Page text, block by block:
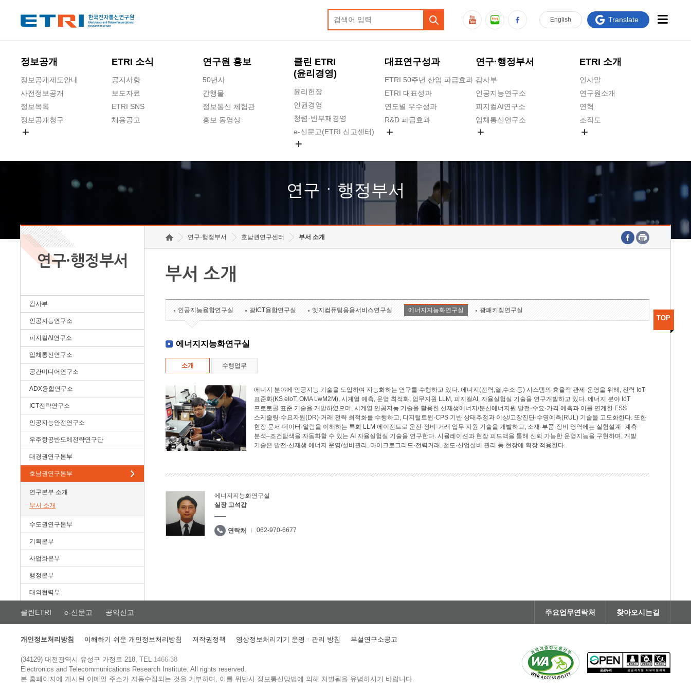
정보공개
정보공개제도안내
사전정보공개
정보목록
정보공개청구
ETRI 소식
공지사항
보도자료
ETRI SNS
채용공고
연구원 홍보
50년사
간행물
정보통신 체험관
홍보 동영상
클린 ETRI
(윤리경영)
윤리헌장
인권경영
청렴·반부패경영
e-신문고(ETRI 신고센터)
고객의소리
수의계약 현황
대표연구성과
ETRI 50주년 산업 파급효과
ETRI 대표성과
연도별 우수성과
R&D 파급효과
연구·행정부서
감사부
인공지능연구소
피지컬AI연구소
입체통신연구소
호남권연구본부
기획본부
ETRI 소개
인사말
연구원소개
연혁
조직도
연구원 고객헌장
주요업무연락처
English Translate
연구ㆍ행정부서
연구·행정부서
감사부
인공지능연구소
피지컬AI연구소
입체통신연구소
공간미디어연구소
ADX융합연구소
ICT전략연구소
인공지능안전연구소
우주항공반도체전략연구단
대경권연구본부
호남권연구본부
연구본부 소개
부서 소개
수도권연구본부
기획본부
사업화본부
행정본부
대외협력부
연구·행정부서 호남권연구센터 부서 소개
부서 소개
인공지능융합연구실 광ICT융합연구실 엣지컴퓨팅응용서비스연구실 에너지지능화연구실 광패키징연구실
에너지지능화연구실
소개 수행업무
에너지 분야에 인공지능 기술을 도입하여 지능화하는 연구를 수행하고 있다. 에너지(전력,열,수소 등) 시스템의 효율적 관제·운영을 위해, 전력 IoT
표준화(KS eIoT, OMA LwM2M), 시계열 예측, 운영 최적화, 업무지원 LLM, 피지컬AI, 자율실험실 기술을 연구개발하고 있다. 에너지 분야 IoT
프로토콜 표준 기술을 개발하였으며, 시계열 인공지능 기술을 활용한 신재생에너지/분산에너지원 발전·수요·가격 예측과 이를 연계한 ESS
스케줄링·수요자원(DR)·거래 전략 최적화를 수행하고, 디지털트윈·CPS 기반 상태추정과 이상/고장진단·수명예측(RUL) 기술을 고도화한다. 또한
현장 문서·데이터·알람을 이해하는 특화 LLM 에이전트로 운전·정비·거래 업무 지원 기술을 개발하고, 소재·부품·장비 영역에는 실험설계–계측–
분석–조건탐색을 자동화할 수 있는 AI 자율실험실 기술을 연구한다. 시뮬레이션과 현장 피드백을 통해 신뢰 가능한 운영지능을 구현하며, 개발
기술은 발전·신재생 에너지 운영/설비관리, 마이크로그리드·전력거래, 철도·산업설비 관리 등 현장에 확장 적용한다.
에너지지능화연구실
실장 고석갑
연락처 062-970-6677
TOP
클린ETRI e-신문고 공익신고 주요업무연락처 찾아오시는길
개인정보처리방침 이해하기 쉬운 개인정보처리방침 저작권정책 영상정보처리기기 운영ㆍ관리 방침 부설연구소공고
(34129) 대전광역시 유성구 가정로 218, TEL 1466-38
Electronics and Telecommunications Research Institute.All rights reserved.
본 홈페이지에 게시된 이메일 주소가 자동수집되는 것을 거부하며, 이를 위반시 정보통신망법에 의해 처벌됨을 유념하시기 바랍니다.